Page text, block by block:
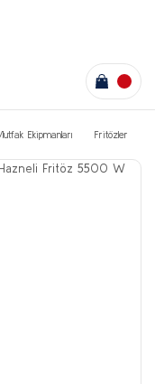
Ekipmanları Fritözler